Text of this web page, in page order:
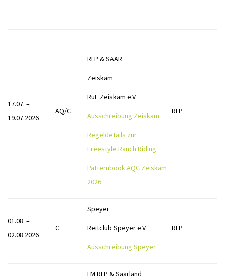
17.07. –
19.07.2026
AQ/C
RLP & SAAR
Zeiskam
RuF Zeiskam e.V.
Ausschreibung Zeiskam
Regeldetails zur
Freestyle Ranch Riding
Patternbook AQC Zeiskam
2026
RLP
01.08. –
02.08.2026
C
Speyer
Reitclub Speyer e.V.
Ausschreibung Speyer
RLP
LM RLP & Saarland